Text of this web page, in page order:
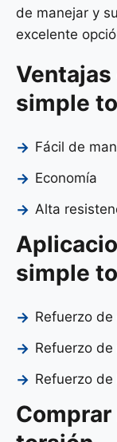
de manejar y
excelente
Ventajas
simple
Fácil de
Economía
Alta
simple
Refuerzo
Refuerzo de
Refuerzo